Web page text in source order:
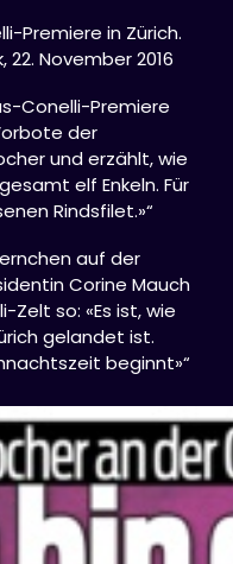
Premiere in Zürich.
22. November 2016
Conelli-Premiere
der
und erzählt, wie
elf Enkeln. Für
Rindsfilet.»“
auf der
Corine Mauch
so: «Es ist, wie
gelandet ist.
beginnt»“